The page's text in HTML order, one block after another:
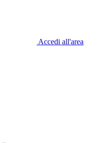
Accedi all'area